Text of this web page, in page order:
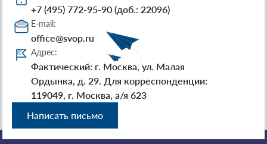
+7 (495) 772-95-90 (доб.: 22096)
E-mail:
office@svop.ru
Адрес:
Фактический: г. Москва, ул. Малая
Ордынка, д. 29. Для корреспонденции:
119049, г. Москва, а/я 623
Написать письмо